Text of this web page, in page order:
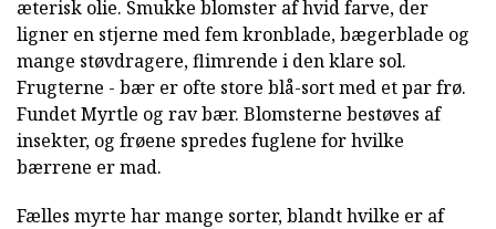
æterisk olie. Smukke blomster af hvid farve, der
ligner en stjerne med fem kronblade, bægerblade og
mange støvdragere, flimrende i den klare sol.
Frugterne - bær er ofte store blå-sort med et par frø.
Fundet Myrtle og rav bær. Blomsterne bestøves af
insekter, og frøene spredes fuglene for hvilke
bærrene er mad.
Fælles myrte har mange sorter, blandt hvilke er af